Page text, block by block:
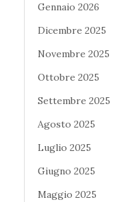
Gennaio 2026
Dicembre 2025
Novembre 2025
Ottobre 2025
Settembre 2025
Agosto 2025
Luglio 2025
Giugno 2025
Maggio 2025